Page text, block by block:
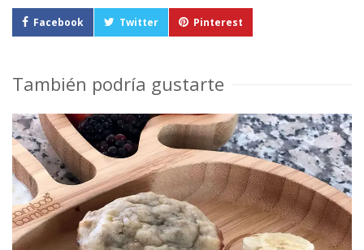
Facebook Twitter Pinterest
También podría gustarte